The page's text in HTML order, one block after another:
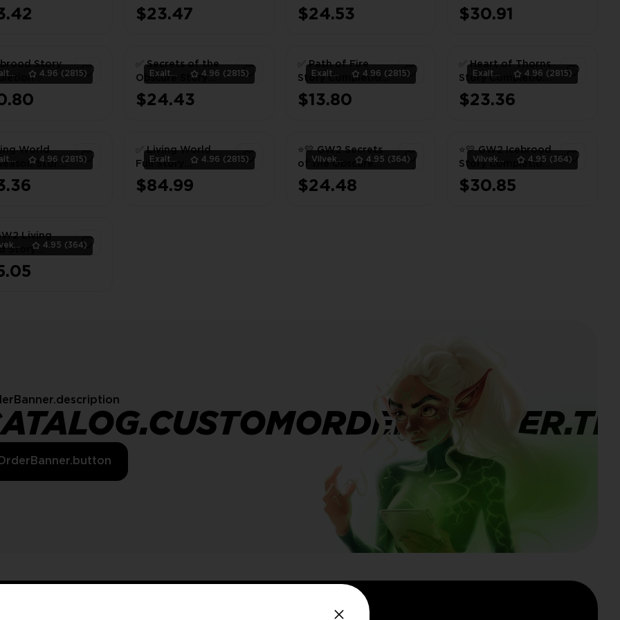
💛⭐
Season Story
Completion 💜
$23.47
Obscure Story
Completion 💜
$24.53
Completion
Completion 💜
$30.91
4.96 (2815)
Story
✅
4.96 (2815)
✅ Secrets of the
Obscure Story
Completion ✅
$24.43
4.96 (2815)
✅ Path of Fire
Story Completion
✅
$13.80
4.96 (2815)
✅ Heart of Thorns
Story Completion
✅
$23.36
4.96 (2815)
World
Story
✅
4.96 (2815)
✅ Living World
Full Story
Completion ✅
$84.99
4.95 (364)
⭐💛 GW2 Secrets
of the Obscure
Story Completion
💛⭐
$24.48
4.95 (364)
⭐💛 GW2 Icebrood
Story Completion
💛⭐
$30.85
4.95 (364)
Living
Story
💛⭐